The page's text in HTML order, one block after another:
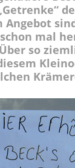
mal
so